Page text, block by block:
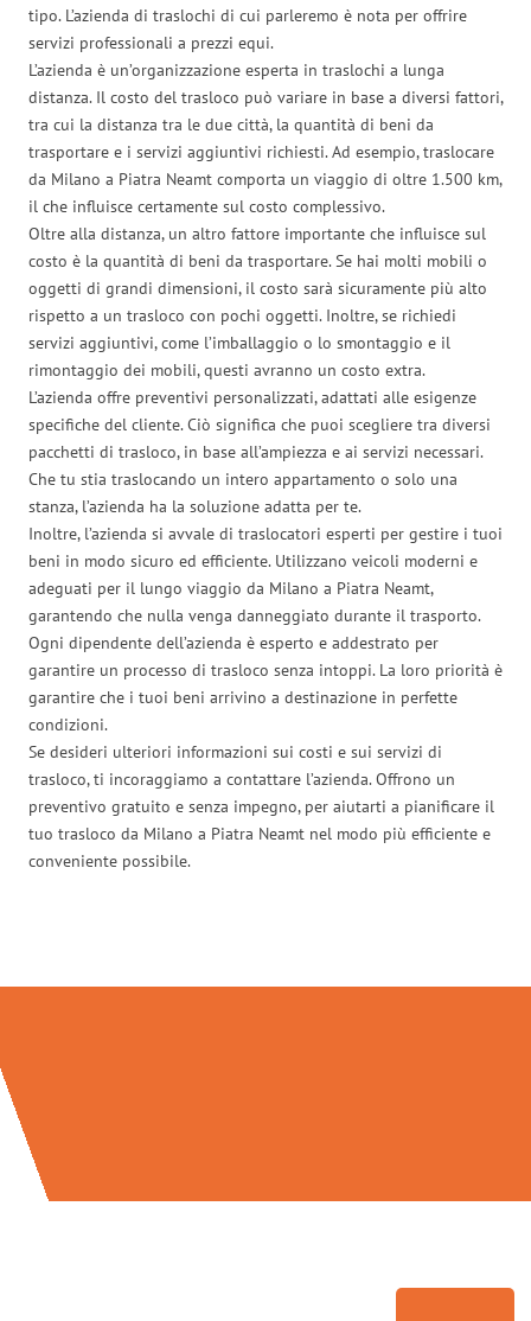
tipo. L’azienda di traslochi di cui parleremo è nota per offrire
servizi professionali a prezzi equi.
L’azienda è un’organizzazione esperta in traslochi a lunga
distanza. Il costo del trasloco può variare in base a diversi fattori,
tra cui la distanza tra le due città, la quantità di beni da
trasportare e i servizi aggiuntivi richiesti. Ad esempio, traslocare
da Milano a Piatra Neamt comporta un viaggio di oltre 1.500 km,
il che influisce certamente sul costo complessivo.
Oltre alla distanza, un altro fattore importante che influisce sul
costo è la quantità di beni da trasportare. Se hai molti mobili o
oggetti di grandi dimensioni, il costo sarà sicuramente più alto
rispetto a un trasloco con pochi oggetti. Inoltre, se richiedi
servizi aggiuntivi, come l’imballaggio o lo smontaggio e il
rimontaggio dei mobili, questi avranno un costo extra.
L’azienda offre preventivi personalizzati, adattati alle esigenze
specifiche del cliente. Ciò significa che puoi scegliere tra diversi
pacchetti di trasloco, in base all’ampiezza e ai servizi necessari.
Che tu stia traslocando un intero appartamento o solo una
stanza, l’azienda ha la soluzione adatta per te.
Inoltre, l’azienda si avvale di traslocatori esperti per gestire i tuoi
beni in modo sicuro ed efficiente. Utilizzano veicoli moderni e
adeguati per il lungo viaggio da Milano a Piatra Neamt,
garantendo che nulla venga danneggiato durante il trasporto.
Ogni dipendente dell’azienda è esperto e addestrato per
garantire un processo di trasloco senza intoppi. La loro priorità è
garantire che i tuoi beni arrivino a destinazione in perfette
condizioni.
Se desideri ulteriori informazioni sui costi e sui servizi di
trasloco, ti incoraggiamo a contattare l’azienda. Offrono un
preventivo gratuito e senza impegno, per aiutarti a pianificare il
tuo trasloco da Milano a Piatra Neamt nel modo più efficiente e
conveniente possibile.